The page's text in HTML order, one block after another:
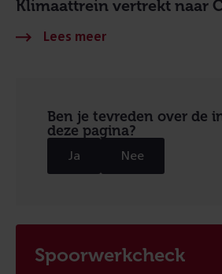
Klimaattrein vertrekt naar
Ben je tevreden over de
deze pagina?
Ja Nee
Spoorwerkcheck